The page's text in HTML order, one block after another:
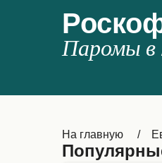
Паромы в
На главную